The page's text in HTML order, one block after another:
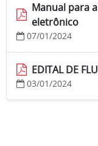
Manual para
eletrônico
07/01/2024
EDITAL DE
03/01/2024